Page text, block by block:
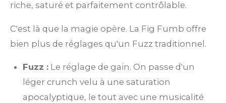
riche, saturé et parfaitement contrôlable.
C'est là que la magie opère. La Fig Fumb offre
bien plus de réglages qu'un Fuzz traditionnel.
Fuzz : Le réglage de gain. On passe d'un
léger crunch velu à une saturation
apocalyptique, le tout avec une musicalité